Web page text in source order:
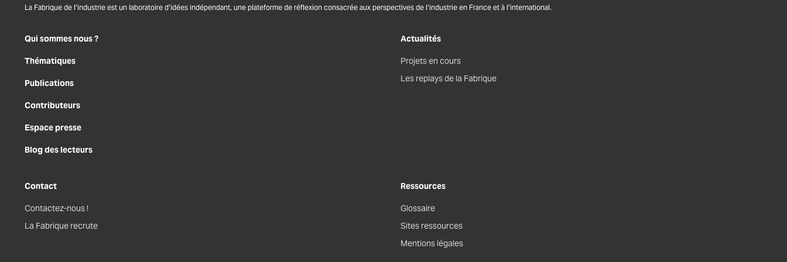
La Fabrique de l’industrie est un laboratoire d’idées indépendant, une plateforme de réflexion consacrée aux perspectives de l’industrie en France et à l’international.
Qui sommes nous ?
Thématiques
Publications
Contributeurs
Espace presse
Blog des lecteurs
Actualités
Projets en cours
Les replays de la Fabrique
Contact
Contactez-nous !
La Fabrique recrute
Ressources
Glossaire
Sites ressources
Mentions légales